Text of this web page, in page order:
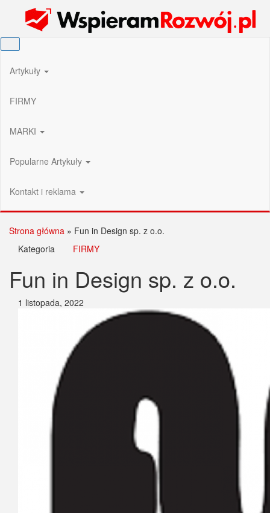
Wspieram Rozwój PL
Artykuły
FIRMY
MARKI
Popularne Artykuły
Kontakt i reklama
Strona główna » Fun in Design sp. z o.o.
Kategoria
FIRMY
Fun in Design sp. z o.o.
1 listopada, 2022